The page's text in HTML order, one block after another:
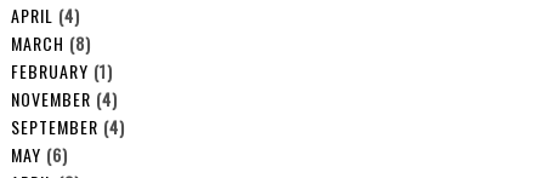
APRIL (4)
MARCH (8)
FEBRUARY (1)
NOVEMBER (4)
SEPTEMBER (4)
MAY (6)